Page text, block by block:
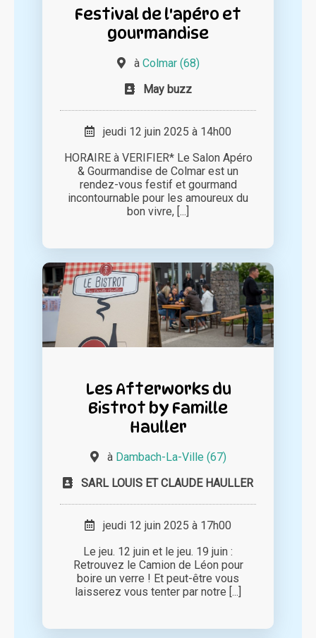
Festival de l'apéro et
gourmandise
à Colmar (68)
May buzz
jeudi 12 juin 2025 à 14h00
HORAIRE à VERIFIER* Le Salon Apéro
& Gourmandise de Colmar est un
rendez-vous festif et gourmand
incontournable pour les amoureux du
bon vivre, [...]
Les Afterworks du
Bistrot by Famille
Hauller
à Dambach-La-Ville (67)
SARL LOUIS ET CLAUDE HAULLER
jeudi 12 juin 2025 à 17h00
Le jeu. 12 juin et le jeu. 19 juin :
Retrouvez le Camion de Léon pour
boire un verre ! Et peut-être vous
laisserez vous tenter par notre [...]